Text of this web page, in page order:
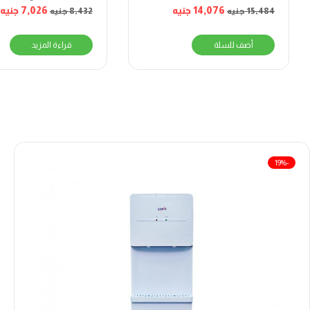
غاز – 70 لتر –
15,484جنيه 14,076جنيه
أضف للسلة
8,432جنيه 7,026 جنيه
قراءة المزيد
-19%